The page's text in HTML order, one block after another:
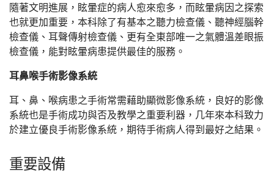
陳培榕獲醫療奉獻獎
四手聯彈 經鼻經蝶竇腦瘤清除術
隨著文明進展，眩暈症的病人愈來愈多，而眩暈病因之探索
也就更加重要，本科除了有基本之聽力檢查儀、聽神經腦幹
檢查儀、耳聲傳射檢查儀、更有全東部唯一之氣體溫差眼振
檢查儀，能對眩暈病患提供最佳的服務。
耳鼻喉手術影像系統
耳、鼻、喉病患之手術常需藉助顯微影像系統，良好的影像
系統也是手術成功與否及教學之重要利器，几年來本科致力
於建立優良手術影像系統，期待手術病人得到最好之結果。
重要設備